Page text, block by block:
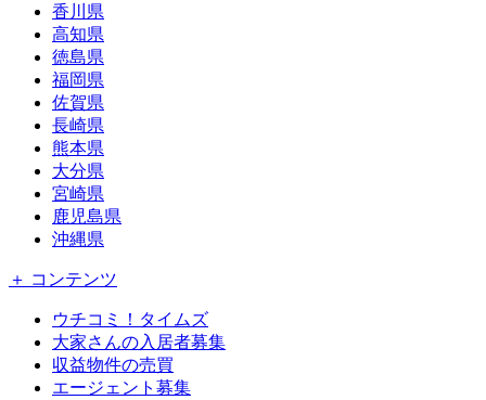
香川県
高知県
徳島県
福岡県
佐賀県
長崎県
熊本県
大分県
宮崎県
鹿児島県
沖縄県
＋ コンテンツ
ウチコミ！タイムズ
大家さんの入居者募集
収益物件の売買
エージェント募集